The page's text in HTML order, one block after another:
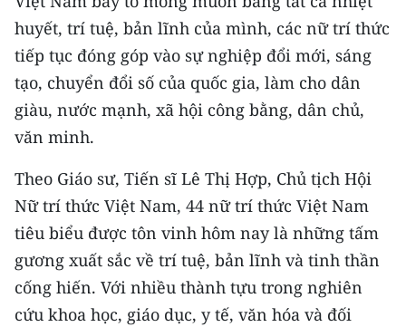
ENGLISH
中文
FRANÇAIS
РУССКИЙ
ESPAÑOL
한국어
huyết, trí tuệ, bản lĩnh của mình, các nữ trí thức
tiếp tục đóng góp vào sự nghiệp đổi mới, sáng
tạo, chuyển đổi số của quốc gia, làm cho dân
giàu, nước mạnh, xã hội công bằng, dân chủ,
văn minh.
Theo Giáo sư, Tiến sĩ Lê Thị Hợp, Chủ tịch Hội
Nữ trí thức Việt Nam, 44 nữ trí thức Việt Nam
tiêu biểu được tôn vinh hôm nay là những tấm
gương xuất sắc về trí tuệ, bản lĩnh và tinh thần
cống hiến. Với nhiều thành tựu trong nghiên
cứu khoa học, giáo dục, y tế, văn hóa và đối